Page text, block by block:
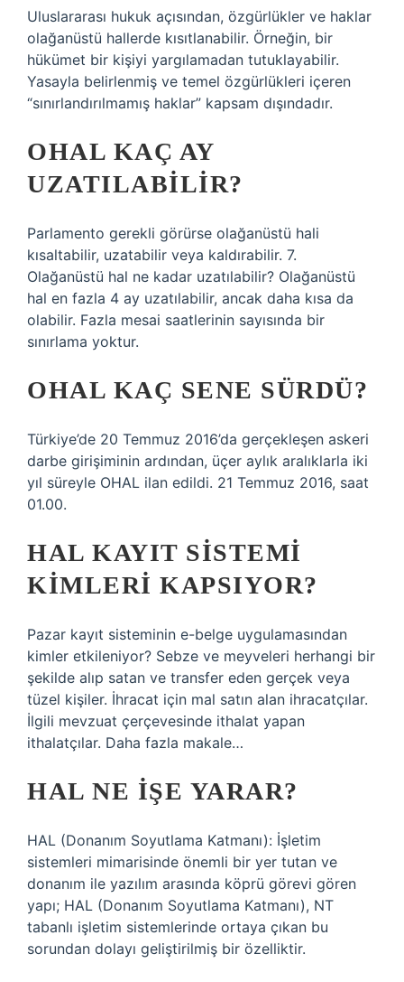
Uluslararası hukuk açısından, özgürlükler ve haklar
olağanüstü hallerde kısıtlanabilir. Örneğin, bir
hükümet bir kişiyi yargılamadan tutuklayabilir.
Yasayla belirlenmiş ve temel özgürlükleri içeren
“sınırlandırılmamış haklar” kapsam dışındadır.
OHAL KAÇ AY
UZATILABILIR?
Parlamento gerekli görürse olağanüstü hali
kısaltabilir, uzatabilir veya kaldırabilir. 7.
Olağanüstü hal ne kadar uzatılabilir? Olağanüstü
hal en fazla 4 ay uzatılabilir, ancak daha kısa da
olabilir. Fazla mesai saatlerinin sayısında bir
sınırlama yoktur.
OHAL KAÇ SENE SÜRDÜ?
Türkiye’de 20 Temmuz 2016’da gerçekleşen askeri
darbe girişiminin ardından, üçer aylık aralıklarla iki
yıl süreyle OHAL ilan edildi. 21 Temmuz 2016, saat
01.00.
HAL KAYIT SISTEMI
KIMLERI KAPSIYOR?
Pazar kayıt sisteminin e-belge uygulamasından
kimler etkileniyor? Sebze ve meyveleri herhangi bir
şekilde alıp satan ve transfer eden gerçek veya
tüzel kişiler. İhracat için mal satın alan ihracatçılar.
İlgili mevzuat çerçevesinde ithalat yapan
ithalatçılar. Daha fazla makale…
HAL NE IŞE YARAR?
HAL (Donanım Soyutlama Katmanı): İşletim
sistemleri mimarisinde önemli bir yer tutan ve
donanım ile yazılım arasında köprü görevi gören
yapı; HAL (Donanım Soyutlama Katmanı), NT
tabanlı işletim sistemlerinde ortaya çıkan bu
sorundan dolayı geliştirilmiş bir özelliktir.